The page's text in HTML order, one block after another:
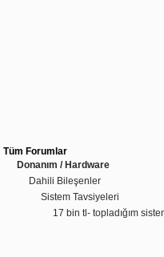
Tüm Forumlar
Donanım / Hardware
Dahili Bileşenler
Sistem Tavsiyeleri
17 bin tl- topladığım